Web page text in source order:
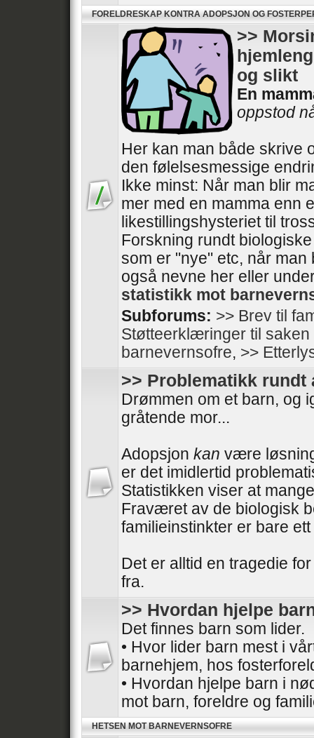
FORELDRESKAP KONTRA ADOPSJON OG
>>
og slikt
En
oppstod
Her kan man både skrive
den følelsesmessige
Ikke minst: Når man blir
mer med en mamma enn
likestillingshysteriet til
Forskning rundt
som er "nye" etc, når man
også nevne her eller
statistikk mot
Subforums: >> Brev til
Støtteerklæringer til saken
barnevernsofre, >>
>> Problematikk rundt
Drømmen om et barn, og
gråtende mor...
Adopsjon kan være
er det imidlertid
Statistikken viser at
Fraværet av de biologisk
familieinstinkter er bare
Det er alltid en tragedie
fra.
>> Hvordan hjelpe
Det finnes barn som lider.
• Hvor lider barn mest i
barnehjem, hos
• Hvordan hjelpe barn i
mot barn, foreldre og
HETSEN MOT BARNEVERNSOFRE